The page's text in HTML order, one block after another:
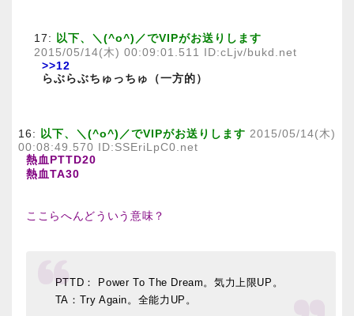
17:
以下、＼(^o^)／でVIPがお送りします
2015/05/14(木) 00:09:01.511 ID:cLjv/bukd.net
>>12
らぶらぶちゅっちゅ（一方的）
16: 以下、＼(^o^)／でVIPがお送りします 2015/05/14(木)
00:08:49.570 ID:SSEriLpC0.net
熱血PTTD20
熱血TA30
ここらへんどういう意味？
PTTD： Power To The Dream。気力上限UP。
TA：Try Again。全能力UP。